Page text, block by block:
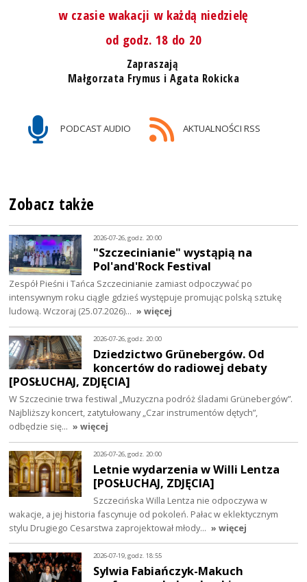
w czasie wakacji w każdą niedzielę
od godz. 18 do 20
Zapraszają
Małgorzata Frymus i Agata Rokicka
PODCAST AUDIO AKTUALNOŚCI RSS
Zobacz także
2026-07-26, godz. 20:00
"Szczecinianie" wystąpią na
Pol'and'Rock Festival
Zespół Pieśni i Tańca Szczecinianie zamiast odpoczywać po
intensywnym roku ciągle gdzieś występuje promując polską sztukę
ludową. Wczoraj (25.07.2026)… » więcej
2026-07-26, godz. 20:00
Dziedzictwo Grünebergów. Od
koncertów do radiowej debaty
[POSŁUCHAJ, ZDJĘCIA]
W Szczecinie trwa festiwal „Muzyczna podróż śladami Grünebergów”.
Najbliższy koncert, zatytułowany „Czar instrumentów dętych”,
odbędzie się… » więcej
2026-07-26, godz. 20:00
Letnie wydarzenia w Willi Lentza
[POSŁUCHAJ, ZDJĘCIA]
Szczecińska Willa Lentza nie odpoczywa w
wakacje, a jej historia fascynuje od pokoleń. Pałac w eklektycznym
stylu Drugiego Cesarstwa zaprojektował młody… » więcej
2026-07-19, godz. 18:55
Sylwia Fabiańczyk-Makuch